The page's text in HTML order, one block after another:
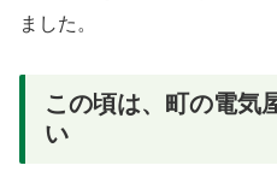
ました。
この頃は、町の電気
い